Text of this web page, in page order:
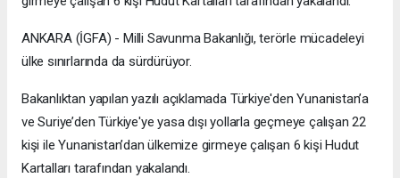
ANKARA (İGFA) - Milli Savunma Bakanlığı, terörle mücadeleyi
ülke sınırlarında da sürdürüyor.
Bakanlıktan yapılan yazılı açıklamada Türkiye'den Yunanistan’a
ve Suriye’den Türkiye'ye yasa dışı yollarla geçmeye çalışan 22
kişi ile Yunanistan’dan ülkemize girmeye çalışan 6 kişi Hudut
Kartalları tarafından yakalandı.